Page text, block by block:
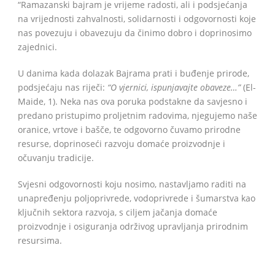
“Ramazanski bajram je vrijeme radosti, ali i podsjećanja
na vrijednosti zahvalnosti, solidarnosti i odgovornosti koje
nas povezuju i obavezuju da činimo dobro i doprinosimo
zajednici.
U danima kada dolazak Bajrama prati i buđenje prirode,
podsjećaju nas riječi: “O vjernici, ispunjavajte obaveze…”(El-
Maide, 1). Neka nas ova poruka podstakne da savjesno i
predano pristupimo proljetnim radovima, njegujemo naše
oranice, vrtove i bašče, te odgovorno čuvamo prirodne
resurse, doprinoseći razvoju domaće proizvodnje i
očuvanju tradicije.
Svjesni odgovornosti koju nosimo, nastavljamo raditi na
unapređenju poljoprivrede, vodoprivrede i šumarstva kao
ključnih sektora razvoja, s ciljem jačanja domaće
proizvodnje i osiguranja održivog upravljanja prirodnim
resursima.